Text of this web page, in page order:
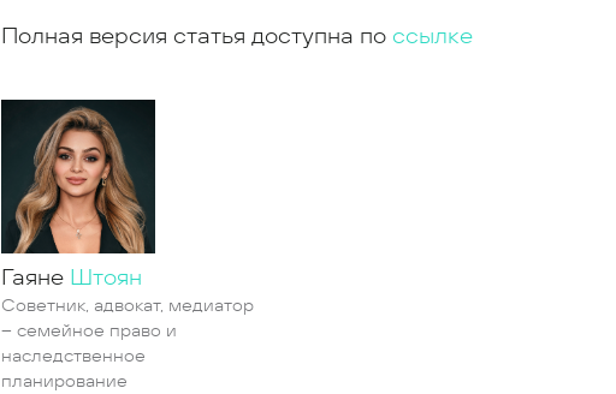
Полная версия статья доступна по ссылке
Гаяне Штоян
Советник, адвокат, медиатор
– семейное право и
наследственное
планирование